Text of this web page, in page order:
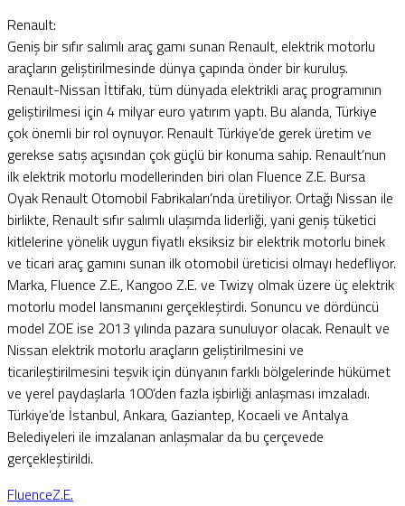
Renault:
Geniş bir sıfır salımlı araç gamı sunan Renault, elektrik motorlu
araçların geliştirilmesinde dünya çapında önder bir kuruluş.
Renault-Nissan İttifakı, tüm dünyada elektrikli araç programının
geliştirilmesi için 4 milyar euro yatırım yaptı. Bu alanda, Türkiye
çok önemli bir rol oynuyor. Renault Türkiye’de gerek üretim ve
gerekse satış açısından çok güçlü bir konuma sahip. Renault’nun
ilk elektrik motorlu modellerinden biri olan Fluence Z.E. Bursa
Oyak Renault Otomobil Fabrikaları’nda üretiliyor. Ortağı Nissan ile
birlikte, Renault sıfır salımlı ulaşımda liderliği, yani geniş tüketici
kitlelerine yönelik uygun fiyatlı eksiksiz bir elektrik motorlu binek
ve ticari araç gamını sunan ilk otomobil üreticisi olmayı hedefliyor.
Marka, Fluence Z.E., Kangoo Z.E. ve Twizy olmak üzere üç elektrik
motorlu model lansmanını gerçekleştirdi. Sonuncu ve dördüncü
model ZOE ise 2013 yılında pazara sunuluyor olacak. Renault ve
Nissan elektrik motorlu araçların geliştirilmesini ve
ticarileştirilmesini teşvik için dünyanın farklı bölgelerinde hükümet
ve yerel paydaşlarla 100’den fazla işbirliği anlaşması imzaladı.
Türkiye’de İstanbul, Ankara, Gaziantep, Kocaeli ve Antalya
Belediyeleri ile imzalanan anlaşmalar da bu çerçevede
gerçekleştirildi.
FluenceZ.E.